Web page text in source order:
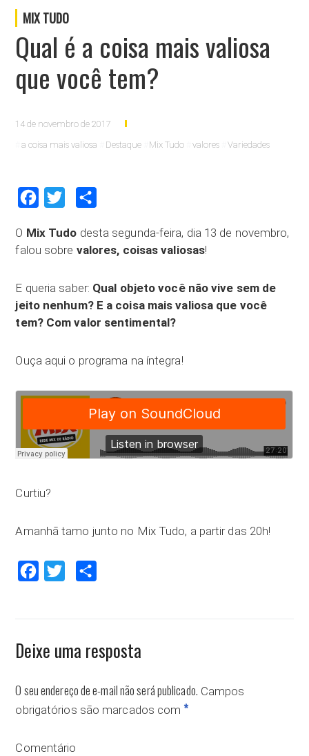
MIX TUDO
Qual é a coisa mais valiosa
que você tem?
14 de novembro de 2017
a coisa mais valiosa
Destaque Mix Tudo valores Variedades
Facebook Twitter
O Mix Tudo desta segunda-feira, dia 13 de novembro,
falou sobre valores, coisas valiosas!
E queria saber: Qual objeto você não vive sem de
jeito nenhum? E a coisa mais valiosa que você
tem? Com valor sentimental?
Ouça aqui o programa na íntegra!
Curtiu?
Amanhã tamo junto no Mix Tudo, a partir das 20h!
Facebook Twitter
Deixe uma resposta
O seu endereço de e-mail não será publicado. Campos
obrigatórios são marcados com *
Comentário